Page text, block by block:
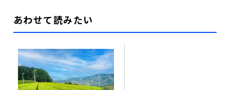
あわせて読みたい